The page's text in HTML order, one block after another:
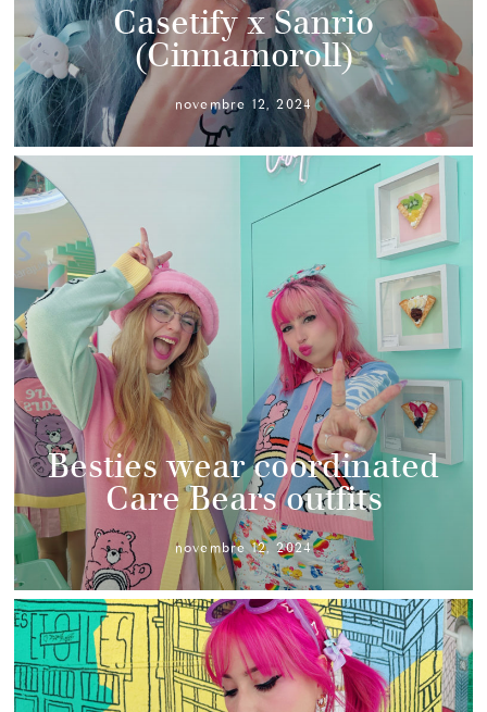
Casetify x Sanrio
(Cinnamoroll)
novembre 12, 2024
Besties wear coordinated
Care Bears outfits
novembre 12, 2024